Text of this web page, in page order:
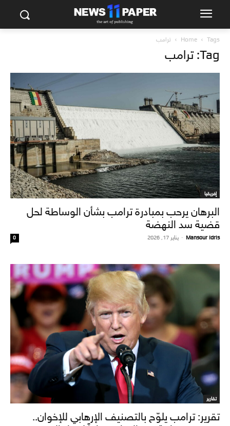
Home Tags ترامب
Tag: ترامب
إفريقيا
البرهان يرحب بمبادرة ترامب بشأن الوساطة لحل
قضية سد النهضة
Mansour Idris
- يناير 17, 2026 0
تقارير
تقرير: ترامب يلوّح بالتصنيف الإرهابي للإخوان..